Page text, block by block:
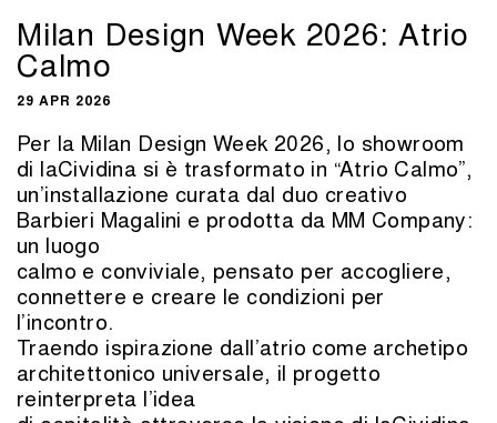
Milan Design Week 2026: Atrio
Calmo
29 APR 2026
Per la Milan Design Week 2026, lo showroom
di laCividina si è trasformato in “Atrio Calmo”,
un’installazione curata dal duo creativo
Barbieri Magalini e prodotta da MM Company:
un luogo
calmo e conviviale, pensato per accogliere,
connettere e creare le condizioni per
l’incontro.
Traendo ispirazione dall’atrio come archetipo
architettonico universale, il progetto
reinterpreta l’idea